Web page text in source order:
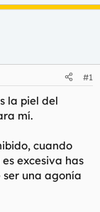
#1
la piel del
mí.
cuando
excesiva has
una agonía